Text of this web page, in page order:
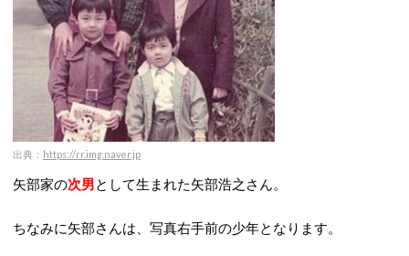
出典： https://rr.img.naver.jp
矢部家の次男として生まれた矢部浩之さん。
ちなみに矢部さんは、写真右手前の少年となります。